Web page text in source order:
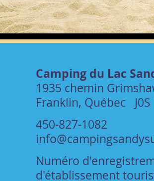
Camping du Lac
1935 chemin
Franklin, Québec J0S
450-827-1082
Numéro
d'établissement